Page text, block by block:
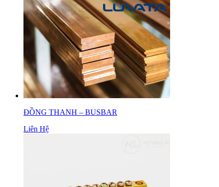
ĐỒNG THANH – BUSBAR
Liên Hệ